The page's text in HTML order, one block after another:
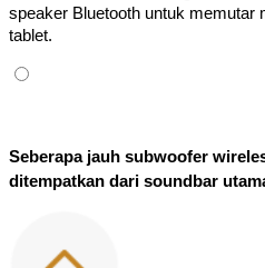
speaker Bluetooth untuk memutar
tablet.
Seberapa jauh subwoofer
ditempatkan dari soundbar